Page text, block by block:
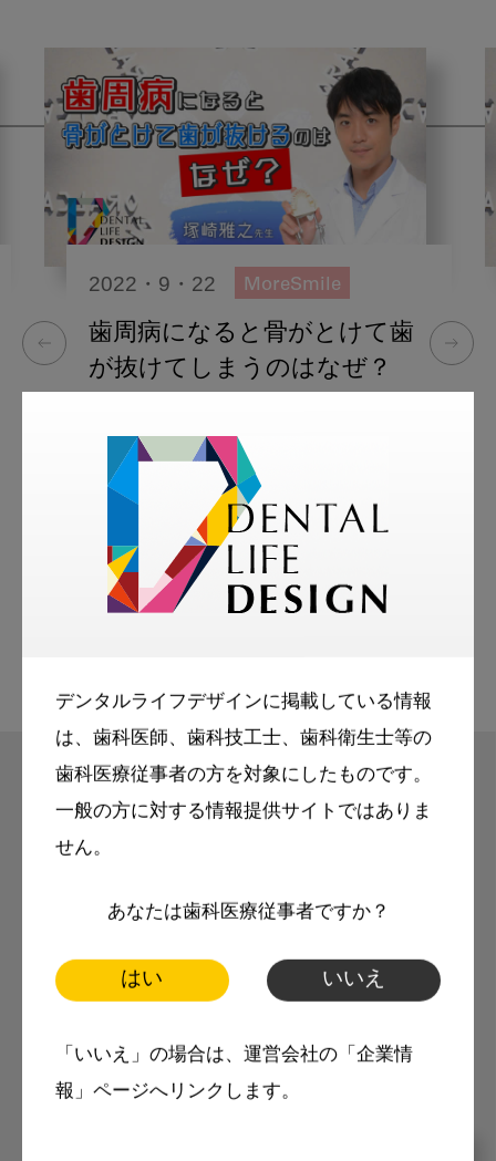
デンタルライフデザインに掲載している情報
は、歯科医師、歯科技工士、歯科衛生士等の
歯科医療従事者の方を対象にしたものです。
一般の方に対する情報提供サイトではありま
せん。
あなたは歯科医療従事者ですか？
はい いいえ
「いいえ」の場合は、運営会社の「企業情
報」ページへリンクします。
2022・9・22 MoreSmile
歯周病になると骨がとけて歯
が抜けてしまうのはなぜ？
お悩み相談室
スマイル＋アーカイブ
動画 歯科衛生士
モリタ友の会に登録いただくと、デンタルライ
ができます。